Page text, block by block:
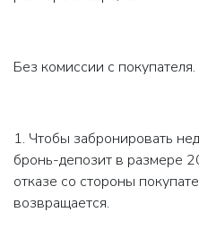
Без комиссии с покупателя.
1. Чтобы забронировать
бронь-депозит в размере
отказе со стороны
возвращается.